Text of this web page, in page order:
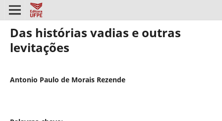
Das histórias vadias e outras
levitações
Antonio Paulo de Morais Rezende